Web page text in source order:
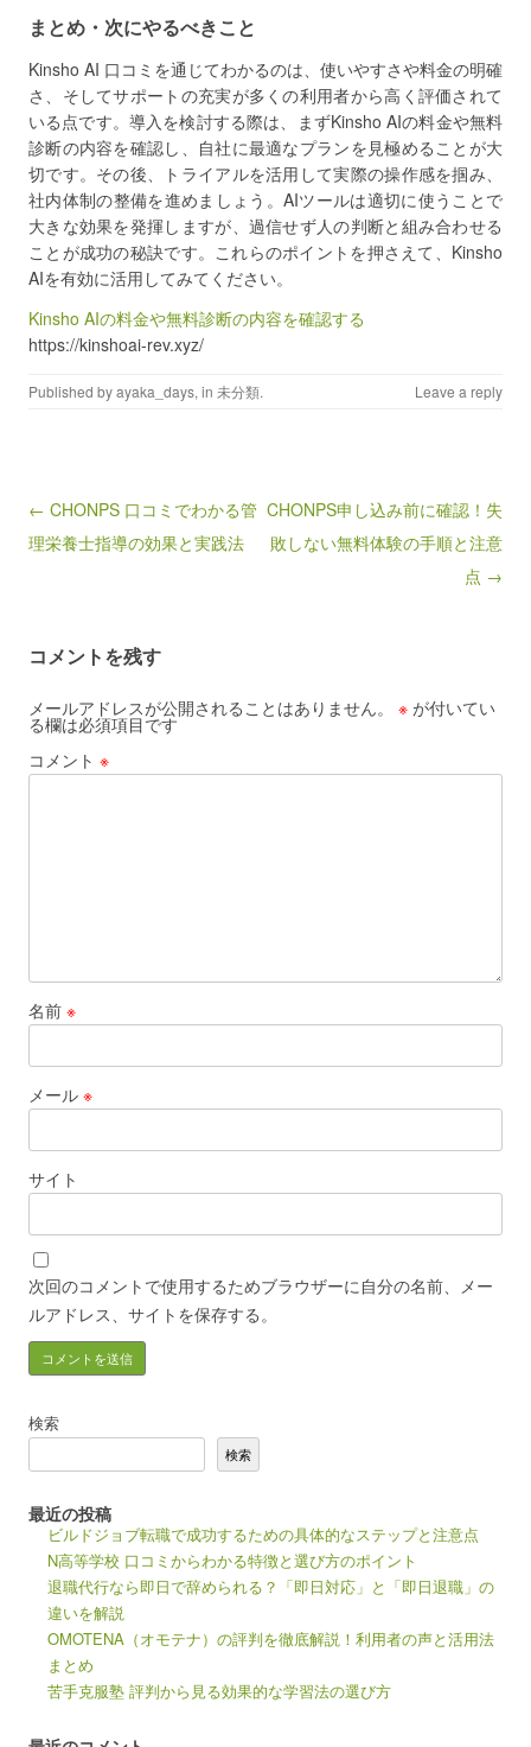
まとめ・次にやるべきこと
Kinsho AI 口コミを通じてわかるのは、使いやすさや料金の明確
さ、そしてサポートの充実が多くの利用者から高く評価されて
いる点です。導入を検討する際は、まずKinsho AIの料金や無料
診断の内容を確認し、自社に最適なプランを見極めることが大
切です。その後、トライアルを活用して実際の操作感を掴み、
社内体制の整備を進めましょう。AIツールは適切に使うことで
大きな効果を発揮しますが、過信せず人の判断と組み合わせる
ことが成功の秘訣です。これらのポイントを押さえて、Kinsho
AIを有効に活用してみてください。
Kinsho AIの料金や無料診断の内容を確認する
https://kinshoai-rev.xyz/
Published byayaka_days, in 未分類. Leave a reply
Post navigation
← CHONPS 口コミでわかる管
理栄養士指導の効果と実践法
CHONPS申し込み前に確認！失
敗しない無料体験の手順と注意
点 →
コメントを残す
メールアドレスが公開されることはありません。 ※ が付いてい
る欄は必須項目です
コメント ※
名前 ※
メール ※
サイト
次回のコメントで使用するためブラウザーに自分の名前、メー
ルアドレス、サイトを保存する。
検索
検索
最近の投稿
ビルドジョブ転職で成功するための具体的なステップと注意点
N高等学校 口コミからわかる特徴と選び方のポイント
退職代行なら即日で辞められる？「即日対応」と「即日退職」の
違いを解説
OMOTENA（オモテナ）の評判を徹底解説！利用者の声と活用法
まとめ
苦手克服塾 評判から見る効果的な学習法の選び方